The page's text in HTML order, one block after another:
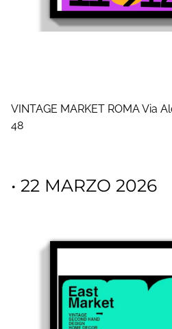
VINTAGE MARKET ROMA Via
48
• 22 MARZO 2026